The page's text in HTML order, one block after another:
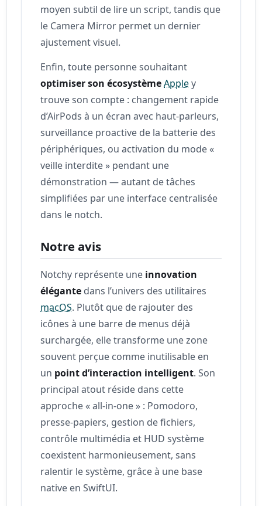
moyen subtil de lire un script, tandis que
le Camera Mirror permet un dernier
ajustement visuel.
Enfin, toute personne souhaitant
optimiser son écosystèmeAppley
trouve son compte : changement rapide
d’AirPods à un écran avec haut‑parleurs,
surveillance proactive de la batterie des
périphériques, ou activation du mode «
veille interdite » pendant une
démonstration — autant de tâches
simplifiées par une interface centralisée
dans le notch.
Notre avis
Notchy représente une innovation
élégante dans l’univers des utilitaires
macOS. Plutôt que de rajouter des
icônes à une barre de menus déjà
surchargée, elle transforme une zone
souvent perçue comme inutilisable en
un point d’interaction intelligent. Son
principal atout réside dans cette
approche « all‑in‑one » : Pomodoro,
presse‑papiers, gestion de fichiers,
contrôle multimédia et HUD système
coexistent harmonieusement, sans
ralentir le système, grâce à une base
native en SwiftUI.